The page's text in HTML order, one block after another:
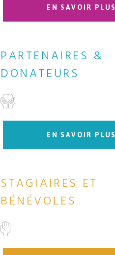
EN SAVOIR PLUS
PARTENAIRES &
DONATEURS
EN SAVOIR PLUS
STAGIAIRES ET
BÉNÉVOLES